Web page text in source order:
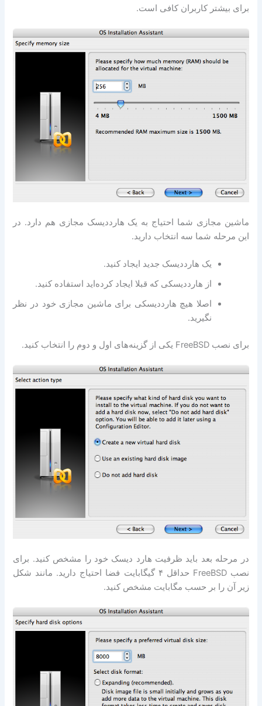
برای بیشتر کاربران کافی است.
ماشین مجازی شما احتیاج به یک هارددیسک مجازی هم دارد. در
این مرحله شما سه انتخاب دارید.
یک هارددیسک جدید ایجاد کنید.
از هارددیسکی که قبلا ایجاد کرده‌اید استفاده کنید.
اصلا هیچ هارددیسکی برای ماشین مجازی خود در نظر
نگیرید.
برای نصب FreeBSD یکی از گزینه‌های اول و دوم را انتخاب کنید.
در مرحله بعد باید ظرفیت هارد دیسک خود را مشخص کنید. برای
نصب FreeBSD حداقل ۴ گیگابایت فضا احتیاج دارید. مانند شکل
زیر آن را بر حسب مگابایت مشخص کنید.